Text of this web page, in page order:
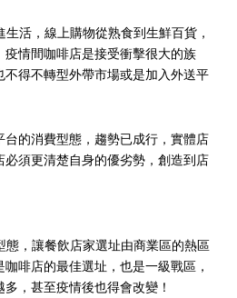
活，線上購物從熟食到生鮮百貨，
疫情間咖啡店是接受衝擊很大的族
得不轉型外帶市場或是加入外送平
的消費型態，趨勢已成行，實體店
須更清楚自身的優劣勢，創造到店
態，讓餐飲店家選址由商業區的熱區
啡店的最佳選址，也是一級戰區，
，甚至疫情後也得會改變！